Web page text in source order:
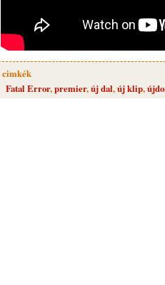
cimkék
Fatal Error,premier,új dal,új klip,